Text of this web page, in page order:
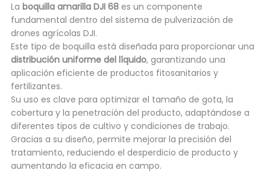
La boquilla amarilla DJI 68es un componente
fundamental dentro del sistema de pulverización de
drones agrícolas DJI.
Este tipo de boquilla está diseñada para proporcionar una
distribución uniforme del líquido, garantizando una
aplicación eficiente de productos fitosanitarios y
fertilizantes.
Su uso es clave para optimizar el tamaño de gota, la
cobertura y la penetración del producto, adaptándose a
diferentes tipos de cultivo y condiciones de trabajo.
Gracias a su diseño, permite mejorar la precisión del
tratamiento, reduciendo el desperdicio de producto y
aumentando la eficacia en campo.